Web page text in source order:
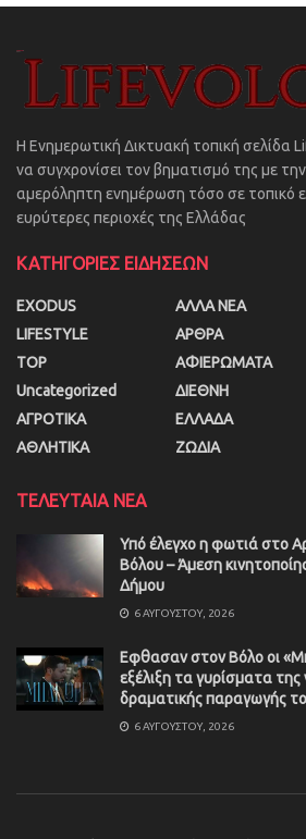
Η Ενημερωτική Δικτυακή τοπική σελίδα
να συγχρονίσει τον βηματισμό της με
αμερόληπτη ενημέρωση τόσο σε τοπικό
ευρύτερες περιοχές της Ελλάδας
ΚΑΤΗΓΟΡΙΕΣ ΕΙΔΗΣΕΩΝ
EXODUS
LIFESTYLE
TOP
Uncategorized
ΑΓΡΟΤΙΚΑ
ΑΘΛΗΤΙΚΑ
ΑΛΛΑ ΝΕΑ
ΑΡΘΡΑ
ΑΦΙΕΡΩΜΑΤΑ
ΔΙΕΘΝΗ
ΕΛΛΑΔΑ
ΖΩΔΙΑ
ΤΕΛΕΥΤΑΙΑ ΝΕΑ
Υπό έλεγχο η φωτιά στο
Βόλου – Άμεση
Δήμου
6 ΑΥΓΟΎΣΤΟΥ, 2026
Εφθασαν στον Βόλο οι
εξέλιξη τα γυρίσματα της
δραματικής παραγωγής
6 ΑΥΓΟΎΣΤΟΥ, 2026